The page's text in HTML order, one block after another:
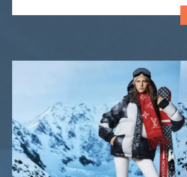
bateria na mochila, você pode controlar
ajudá-lo em terrenos planos ou